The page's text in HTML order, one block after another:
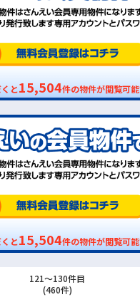
と15,504件の物件が閲覧可能
と15,504件の物件が閲覧可能
121〜130件目
(460件)